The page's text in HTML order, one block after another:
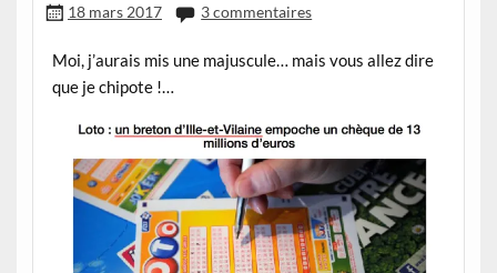
18 mars 2017 3 commentaires
Moi, j’aurais mis une majuscule… mais vous allez dire
que je chipote !…